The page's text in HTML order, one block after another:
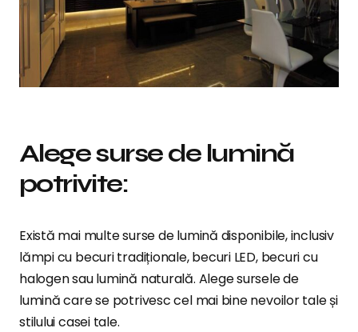
Alege surse de lumină
potrivite:
Există mai multe surse de lumină disponibile, inclusiv
lămpi cu becuri tradiționale, becuri LED, becuri cu
halogen sau lumină naturală. Alege sursele de
lumină care se potrivesc cel mai bine nevoilor tale și
stilului casei tale.